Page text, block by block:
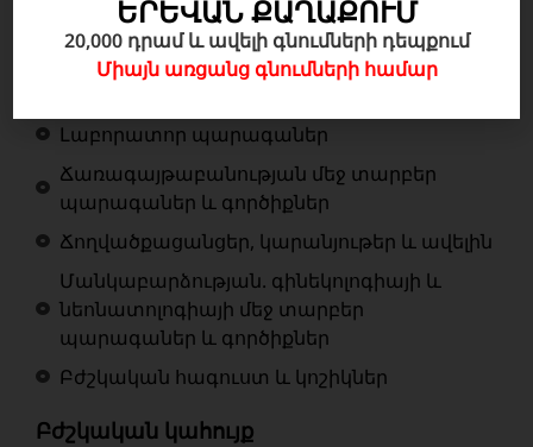
Գործիքակազմեր և առանձին
վիրաբուժական գործիքներ
Լաբորատոր պարագաներ
Ճառագայթաբանության մեջ տարբեր
պարագաներ և գործիքներ
Ճողվածքացանցեր, կարանյութեր և ավելին
Մանկաբարձության. գինեկոլոգիայի և
նեոնատոլոգիայի մեջ տարբեր
պարագաներ և գործիքներ
Բժշկական հագուստ և կոշիկներ
Բժշկական կահույք
ԵՐԵՎԱՆ ՔԱՂԱՔՈՒՄ
20,000 դրամ և ավելի գնումների դեպքում
Միայն առցանց գնումների համար